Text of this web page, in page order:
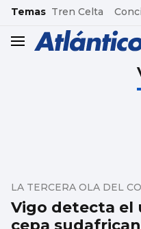
common.go-to-content
Temas Tren Celta
header.menu.open
Vigo detecta el
cepa
LA TERCERA OLA DEL